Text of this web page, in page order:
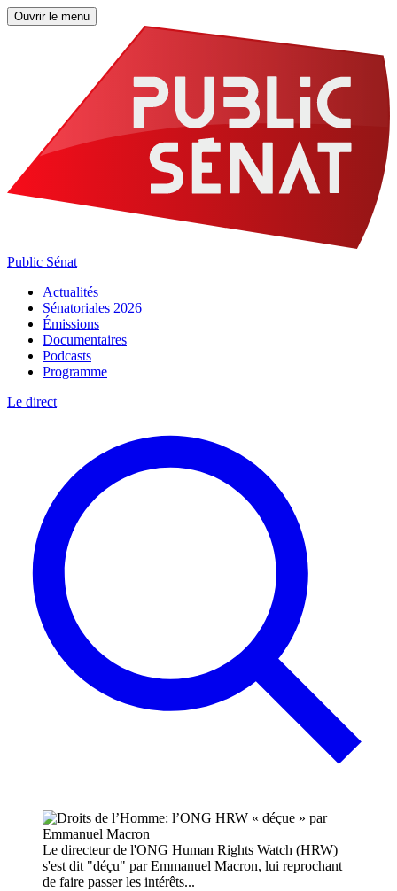
Ouvrir le menu
Public Sénat
Actualités
Sénatoriales 2026
Émissions
Documentaires
Podcasts
Programme
Le direct
Le directeur de l'ONG Human Rights Watch (HRW)
s'est dit "déçu" par Emmanuel Macron, lui reprochant
de faire passer les intérêts...